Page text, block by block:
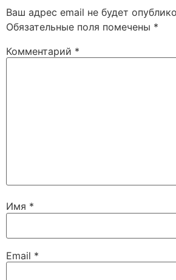
Ваш адрес email не будет
Обязательные поля помечены *
Комментарий *
Имя *
Email *